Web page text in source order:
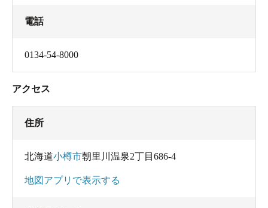
電話
0134-54-8000
アクセス
住所
北海道小樽市朝里川温泉2丁目686-4
地図アプリで表示する